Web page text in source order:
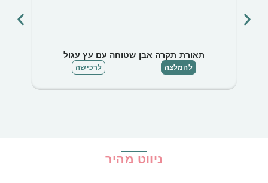
תאורת תקרה אבן שטוחה עם עץ עגול
להמלצה לרכישה
ניווט מהיר